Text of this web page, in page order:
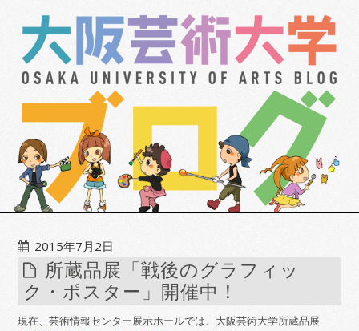
2015年7月2日
所蔵品展「戦後のグラフィッ
ク・ポスター」開催中！
現在、芸術情報センター展示ホールでは、大阪芸術大学所蔵品展